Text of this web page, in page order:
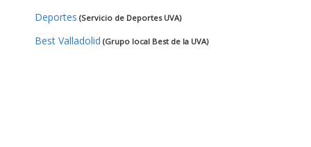
Deportes (Servicio de Deportes UVA)
Best Valladolid (Grupo local Best de la UVA)